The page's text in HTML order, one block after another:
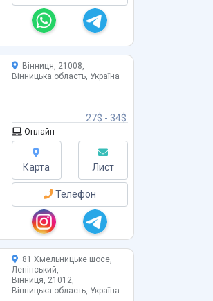
27$ - 34$
Вінниця, 21008,
Вінницька область, Україна
Онлайн
Карта Лист
Телефон
81 Хмельницьке шосе,
Ленінський,
Вінниця, 21012,
Вінницька область, Україна